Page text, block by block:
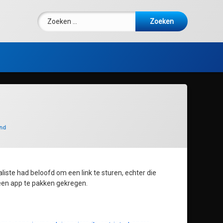
Zoeken naar:
had beloofd om een link te sturen, echter die
app te pakken gekregen.